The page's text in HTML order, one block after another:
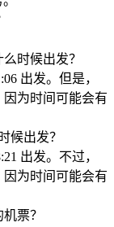
时候出发？
出发。但是，
为时间可能会有
候出发？
出发。不过，
为时间可能会有
票？